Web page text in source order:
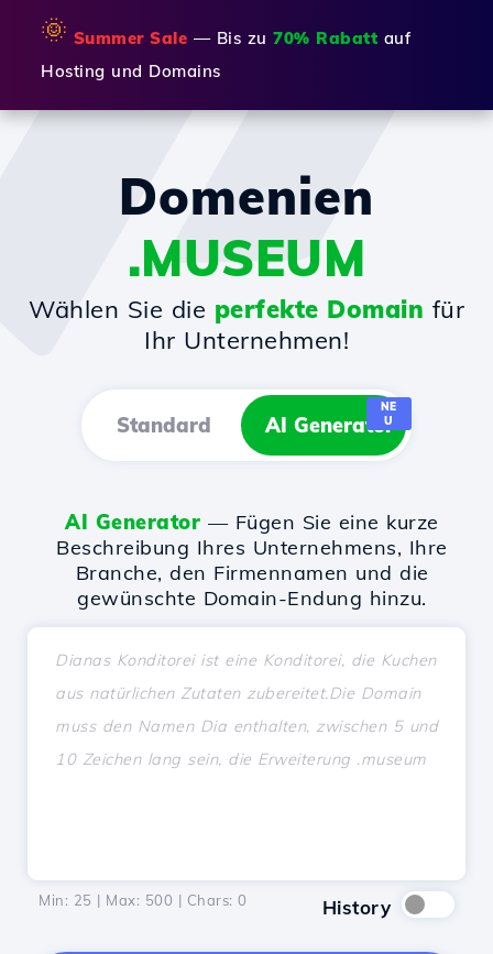
🌞 Summer Sale — Bis zu 70% Rabatt auf
Hosting und Domains
Domenien
.MUSEUM
Wählen Sie die perfekte Domain für
Ihr Unternehmen!
Standard AI Generator
NE
U
AI Generator — Fügen Sie eine kurze
Beschreibung Ihres Unternehmens, Ihre
Branche, den Firmennamen und die
gewünschte Domain-Endung hinzu.
Min: 25 | Max: 500 | Chars: 0 History